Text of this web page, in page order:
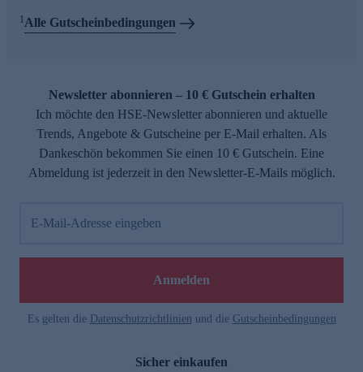
1Alle Gutscheinbedingungen
Newsletter abonnieren – 10 € Gutschein erhalten
Ich möchte den HSE-Newsletter abonnieren und aktuelle
Trends, Angebote & Gutscheine per E-Mail erhalten. Als
Dankeschön bekommen Sie einen 10 € Gutschein. Eine
Abmeldung ist jederzeit in den Newsletter-E-Mails möglich.
E-Mail-Adresse eingeben
Anmelden
Es gelten die Datenschutzrichtlinien und die Gutscheinbedingungen
Sicher einkaufen